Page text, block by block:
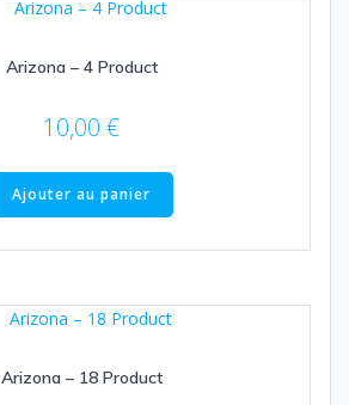
Arizona – 4 Product
10,00 €
Ajouter au panier
Arizona – 18 Product